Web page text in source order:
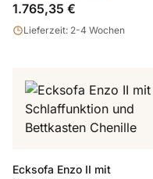
1.765,35 €
Lieferzeit: 2-4 Wochen
Ecksofa Enzo II mit